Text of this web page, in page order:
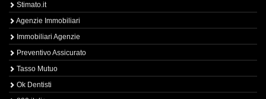
Stimato.it
Agenzie Immobiliari
Immobiliari Agenzie
Preventivo Assicurato
Tasso Mutuo
Ok Dentisti